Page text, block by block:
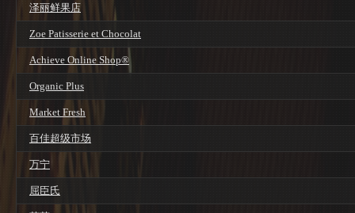
泽丽鲜果店
Zoe Patisserie et Chocolat
Achieve Online Shop®
Organic Plus
Market Fresh
百佳超级市场
万宁
屈臣氏